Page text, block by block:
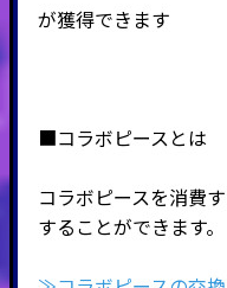
が獲得できます
■コラボピースとは
コラボピースを消費
することができます。